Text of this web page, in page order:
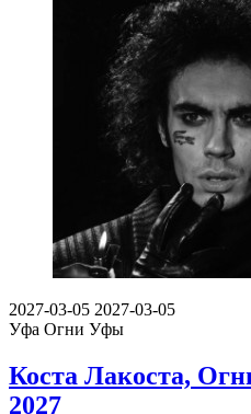
2027-03-05 2027-03-05
Уфа Огни Уфы
Коста Лакоста,
2027